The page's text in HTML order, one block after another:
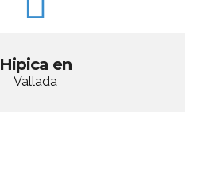
Hipica en
Vallada